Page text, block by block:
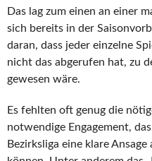
Das lag zum einen an einer
sich bereits in der
daran, dass jeder einzelne
nicht das abgerufen hat, zu
gewesen wäre.
Es fehlten oft genug die
notwendige Engagement,
Bezirksliga eine klare